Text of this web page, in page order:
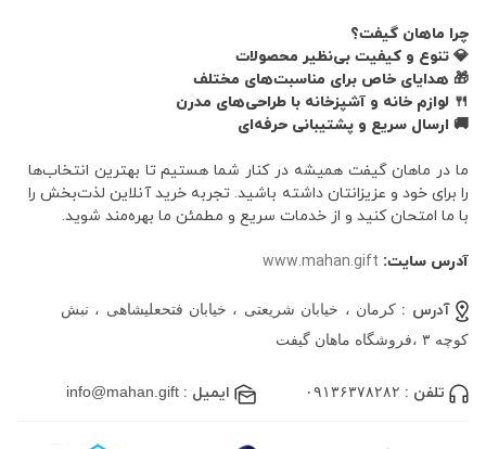
چرا ماهان گیفت؟
💎 تنوع و کیفیت بی‌نظیر محصولات
🎁 هدایای خاص برای مناسبت‌های مختلف
🍴 لوازم خانه و آشپزخانه با طراحی‌های مدرن
🚚 ارسال سریع و پشتیبانی حرفه‌ای
ما در ماهان گیفت همیشه در کنار شما هستیم تا بهترین انتخاب‌ها
را برای خود و عزیزانتان داشته باشید. تجربه خرید آنلاین لذت‌بخش را
با ما امتحان کنید و از خدمات سریع و مطمئن ما بهره‌مند شوید.
آدرس سایت: www.mahan.gift
آدرس :کرمان ، خیابان شریعتی ، خیابان فتحعلیشاهی ، نبش
کوچه ۳ ،فروشگاه ماهان گیفت
تلفن : ۰۹۱۳۶۳۷۸۲۸۲ ایمیل : info@mahan.gift